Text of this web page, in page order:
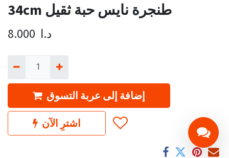
34cm طنجرة نايس حبة ثقيل
8.000 د.ا
إضافة إلى عربة التسوق
اشترِ الآن